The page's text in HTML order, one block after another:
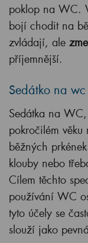
poklop na WC.
bojí chodit na
zvládají, ale
příjemnější.
Sedátko na
Sedátka na
pokročilém
běžných
klouby nebo
Cílem těchto
používání WC
tyto účely se
slouží jako